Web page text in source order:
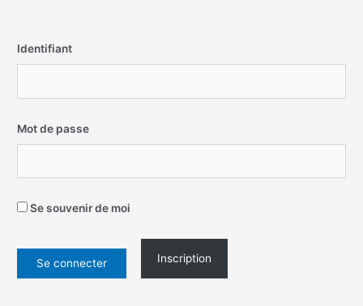
Identifiant
Mot de passe
Se souvenir de moi
Inscription